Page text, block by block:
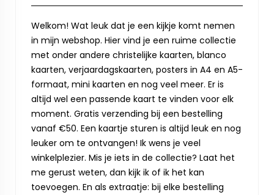
Welkom! Wat leuk dat je een kijkje komt nemen
in mijn webshop. Hier vind je een ruime collectie
met onder andere christelijke kaarten, blanco
kaarten, verjaardagskaarten, posters in A4 en A5-
formaat, mini kaarten en nog veel meer. Er is
altijd wel een passende kaart te vinden voor elk
moment. Gratis verzending bij een bestelling
vanaf €50. Een kaartje sturen is altijd leuk en nog
leuker om te ontvangen! Ik wens je veel
winkelplezier. Mis je iets in de collectie? Laat het
me gerust weten, dan kijk ik of ik het kan
toevoegen. En als extraatje: bij elke bestelling